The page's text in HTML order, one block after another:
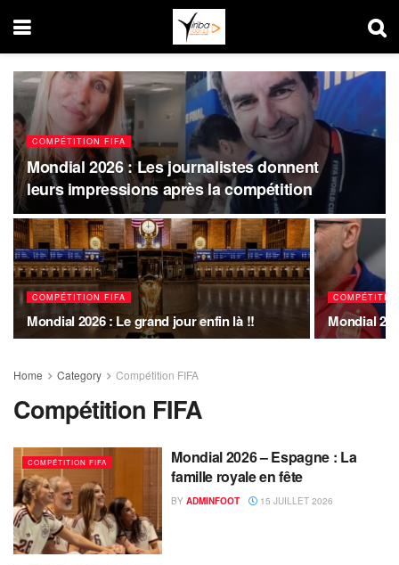
COMPÉTITION FIFA
Mondial 2026 : Les journalistes donnent
leurs impressions après la compétition
COMPÉTITION FIFA
Mondial 2026 : Le grand jour enfin là !! Mondial
Home Category Compétition FIFA
Compétition FIFA
COMPÉTITION FIFA
Mondial 2026 – Espagne : La
famille royale en fête
BY ADMINFOOT 15 JUILLET 2026